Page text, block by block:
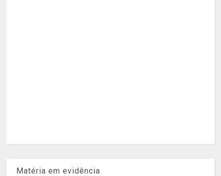
Matéria em evidência